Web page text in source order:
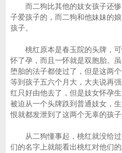
而二狗比其他的妓女孩子还惨
子爱孩子的，而二狗和他妹妹的
孩子。
桃红原本是春玉院的头牌，可
怀了孕，而且一怀就是双胞胎。
堕胎的法子都使过了，但是这两
等到孩子五六个月大，大夫说再
红只好由他去了，但是妓女怀孕
被迫从一个头牌跌到普通妓女，
恨就都发泄到了这两个无辜的孩子
从二狗懂事起，桃红就没给过
们的名字上就能看出桃红对他们